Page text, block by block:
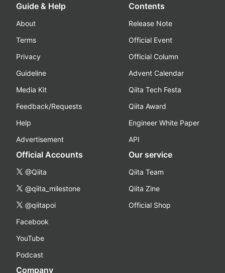
Guide & Help
About
Terms
Privacy
Guideline
Media Kit
Feedback/Requests
Help
Advertisement
Contents
Release Note
Official Event
Official Column
Advent Calendar
Qiita Tech Festa
Qiita Award
Engineer White Paper
API
Official Accounts
@Qiita
@qiita_milestone
@qiitapoi
Facebook
YouTube
Podcast
Our service
Qiita Team
Qiita Zine
Official Shop
Company